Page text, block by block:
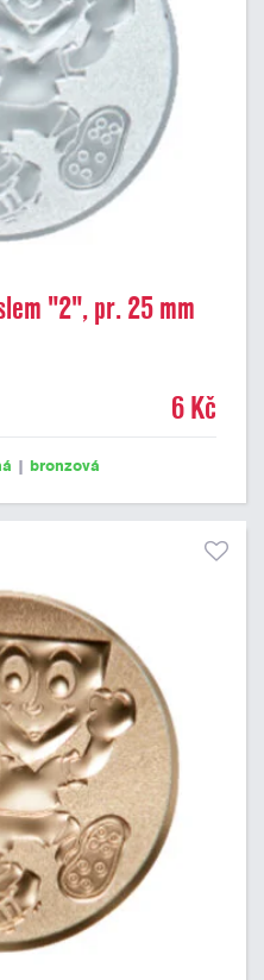
"2", pr. 25 mm
6 Kč
| bronzová